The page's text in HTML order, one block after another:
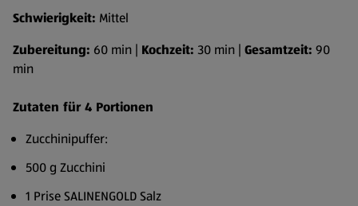
Schwierigkeit: Mittel
Zubereitung: 60 min | Kochzeit: 30 min | Gesamtzeit: 90
min
Zutaten für 4 Portionen
Zucchinipuffer:
500 g Zucchini
1 Prise SALINENGOLD Salz